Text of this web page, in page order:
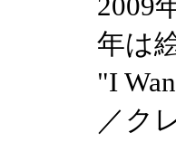
2009
年は
"I
／ク